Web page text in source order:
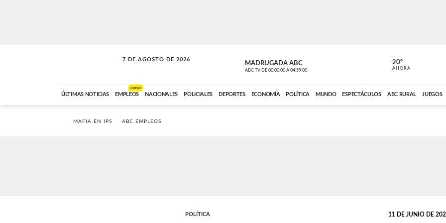
7 DE AGOSTO DE 2026
SOLO MÚSICA MADRUGADA ABC
ABC TV DE 00:00:00 A 04:59:00 ABC CARDINAL
20º
AHORA
ÚLTIMAS NOTICIAS EMPLEOS
NUEVO
NACIONALES POLICIALES DEPORTES ECONOMÍA POLÍTICA MUNDO ESPECTÁCULOS ABC RURAL JUEGOS
MAFIA EN IPS ABC EMPLEOS
POLÍTICA 11 DE JUNIO DE